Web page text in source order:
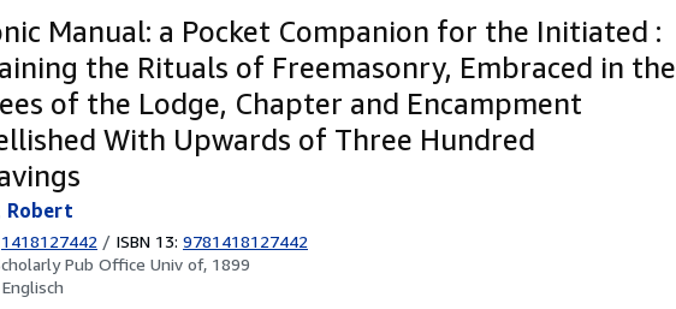
Manual: a Pocket Companion for the Initiated :
the Rituals of Freemasonry, Embraced in the
of the Lodge, Chapter and Encampment
With Upwards of Three Hundred
Robert
1418127442 / ISBN 13: 9781418127442
Pub Office Univ of, 1899
Englisch